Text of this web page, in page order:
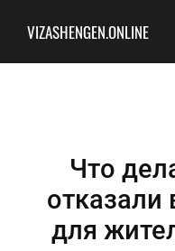
VIZASHENGEN.ONLINE
Что
отказали
для